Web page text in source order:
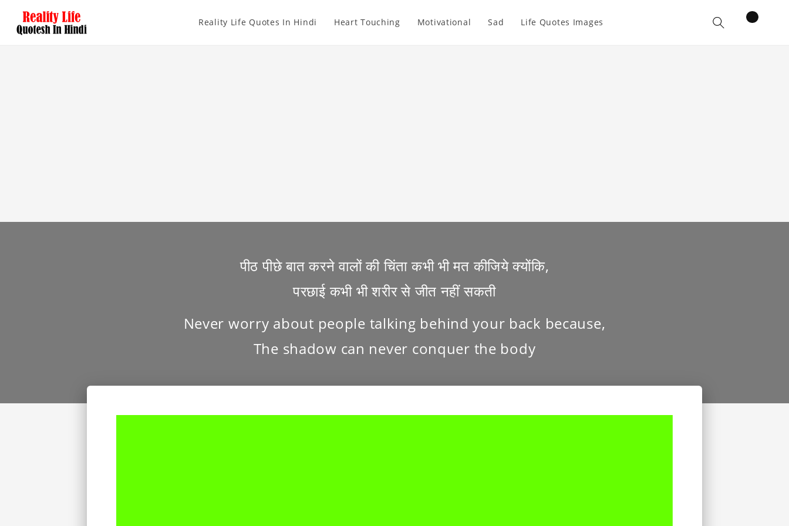
Reality Life Quotes In Hindi Heart Touching Motivational Sad Life Quotes Images Cart
items
पीठ पीछे बात करने वालों की चिंता कभी भी मत कीजिये क्योंकि,
परछाई कभी भी शरीर से जीत नहीं सकती
Never worry about people talking behind your back because,
The shadow can never conquer the body